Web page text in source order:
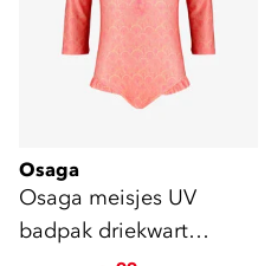
Osaga
Osaga meisjes UV
badpak driekwart